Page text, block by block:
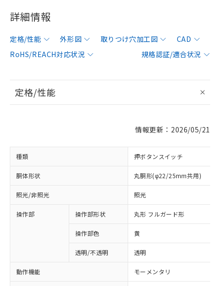
詳細情報
定格/性能 外形図 取りつけ穴加工図
CAD
RoHS/REACH対応状況
規格認証/適合状況
定格/性能
情報更新：2026/05/21
種類 押ボタンスイッチ
胴体形状 丸胴形(φ22/25mm共用)
照光/非照光 照光
操作部 操作部形状 丸形 フルガード形
操作部色 黄
透明/不透明 透明
動作機能 モーメンタリ